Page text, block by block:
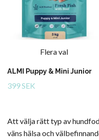
Flera val
ALMI Puppy & Mini Junior
399 SEK
Att välja rätt typ av
väns hälsa och